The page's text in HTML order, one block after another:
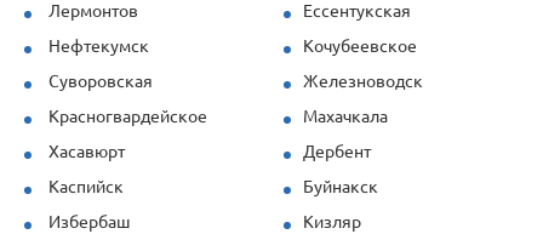
Лермонтов
Ессентукская
Нефтекумск
Кочубеевское
Суворовская
Железноводск
Красногвардейское
Махачкала
Хасавюрт
Дербент
Каспийск
Буйнакск
Избербаш
Кизляр